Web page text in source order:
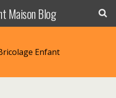
Maison Blog
Enfant